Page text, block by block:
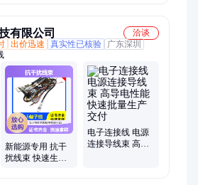
有限公司
洽谈
出价迅速 真实性已核验
广东深圳
新能源专用 抗干
扰线束 快速生产
电子连接线 电源
连接导线束 高导